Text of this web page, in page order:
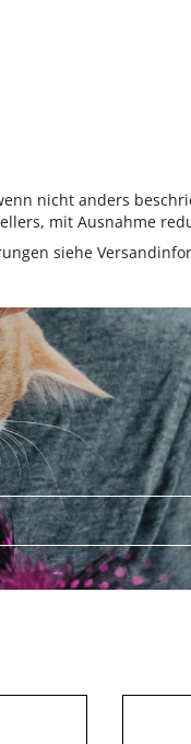
nicht anders
mit Ausnahme
siehe